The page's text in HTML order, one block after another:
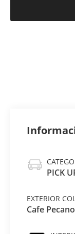
PICK
EXTERIOR
Cafe Pecano